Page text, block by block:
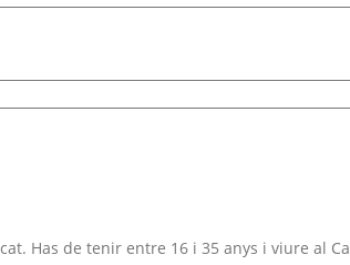
Has de tenir entre 16 i 35 anys i viure al